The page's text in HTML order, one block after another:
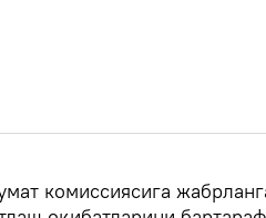
комиссиясига